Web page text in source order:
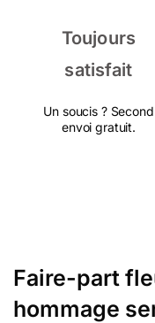
Toujours
satisfait
Un soucis ? Second
envoi gratuit.
Faire-part
hommage